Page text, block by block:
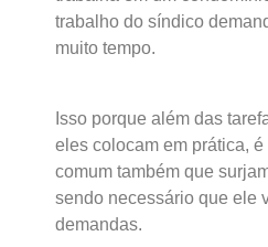
trabalho do síndico
muito tempo.
Isso porque além das
eles colocam em prática, é
comum também que
sendo necessário que ele
demandas.